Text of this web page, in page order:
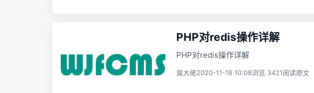
PHP对redis操作详解
PHP对redis操作详解
臭大佬2020-11-18 10:08浏览 3421阅读原文